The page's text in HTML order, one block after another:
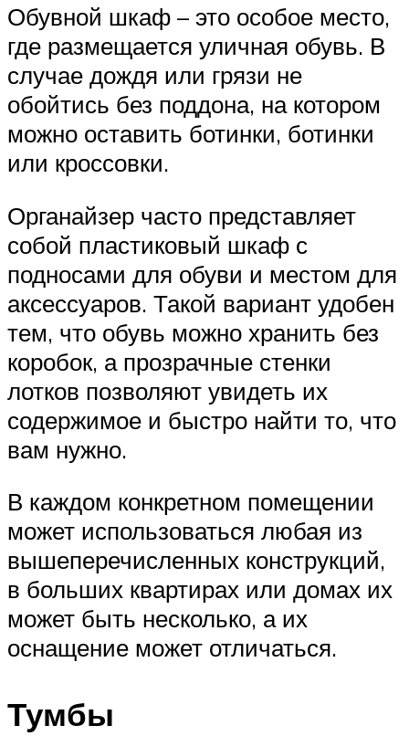
Обувной шкаф – это особое место,
где размещается уличная обувь. В
случае дождя или грязи не
обойтись без поддона, на котором
можно оставить ботинки, ботинки
или кроссовки.
Органайзер часто представляет
собой пластиковый шкаф с
подносами для обуви и местом для
аксессуаров. Такой вариант удобен
тем, что обувь можно хранить без
коробок, а прозрачные стенки
лотков позволяют увидеть их
содержимое и быстро найти то, что
вам нужно.
В каждом конкретном помещении
может использоваться любая из
вышеперечисленных конструкций,
в больших квартирах или домах их
может быть несколько, а их
оснащение может отличаться.
Тумбы